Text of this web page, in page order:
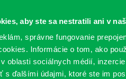
aby ste sa nestratili ani v
správne fungovanie
Informácie o tom, ako
oblasti sociálnych médií,
s ďalšími údajmi, ktoré ste im
SLUŽBY PODUJATIA